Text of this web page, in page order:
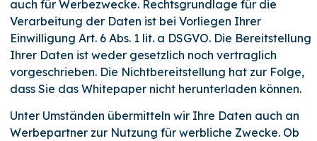
auch für Werbezwecke. Rechtsgrundlage für die
Verarbeitung der Daten ist bei Vorliegen Ihrer
Einwilligung Art. 6 Abs. 1 lit. a DSGVO. Die Bereitstellung
Ihrer Daten ist weder gesetzlich noch vertraglich
vorgeschrieben. Die Nichtbereitstellung hat zur Folge,
dass Sie das Whitepaper nicht herunterladen können.
Unter Umständen übermitteln wir Ihre Daten auch an
Werbepartner zur Nutzung für werbliche Zwecke. Ob